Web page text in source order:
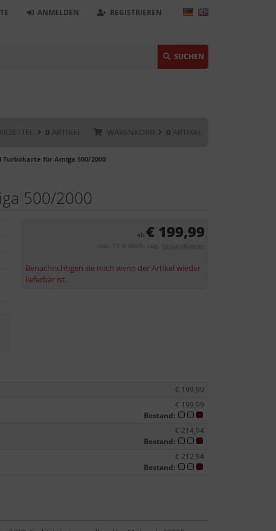
REGISTRIEREN
ANMELDEN
SUCHEN
WARENKORB 0 ARTIKEL
0 ARTIKEL
Turbokarte für Amiga 500/2000
500/2000
ab € 199,99
inkl. 19 % MwSt. zzgl. Versandkosten
Benachrichtigen sie mich wenn der Artikel wieder
lieferbar ist.
€ 199,99
€ 199,99
Bestand:
€ 214,94
Bestand:
€ 212,94
Bestand: